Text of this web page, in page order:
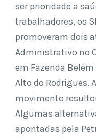
ser prioridade a
trabalhadores, os
promoveram dois
Administrativo no
em Fazenda
Alto do Rodrigues.
movimento
Algumas
apontadas pela